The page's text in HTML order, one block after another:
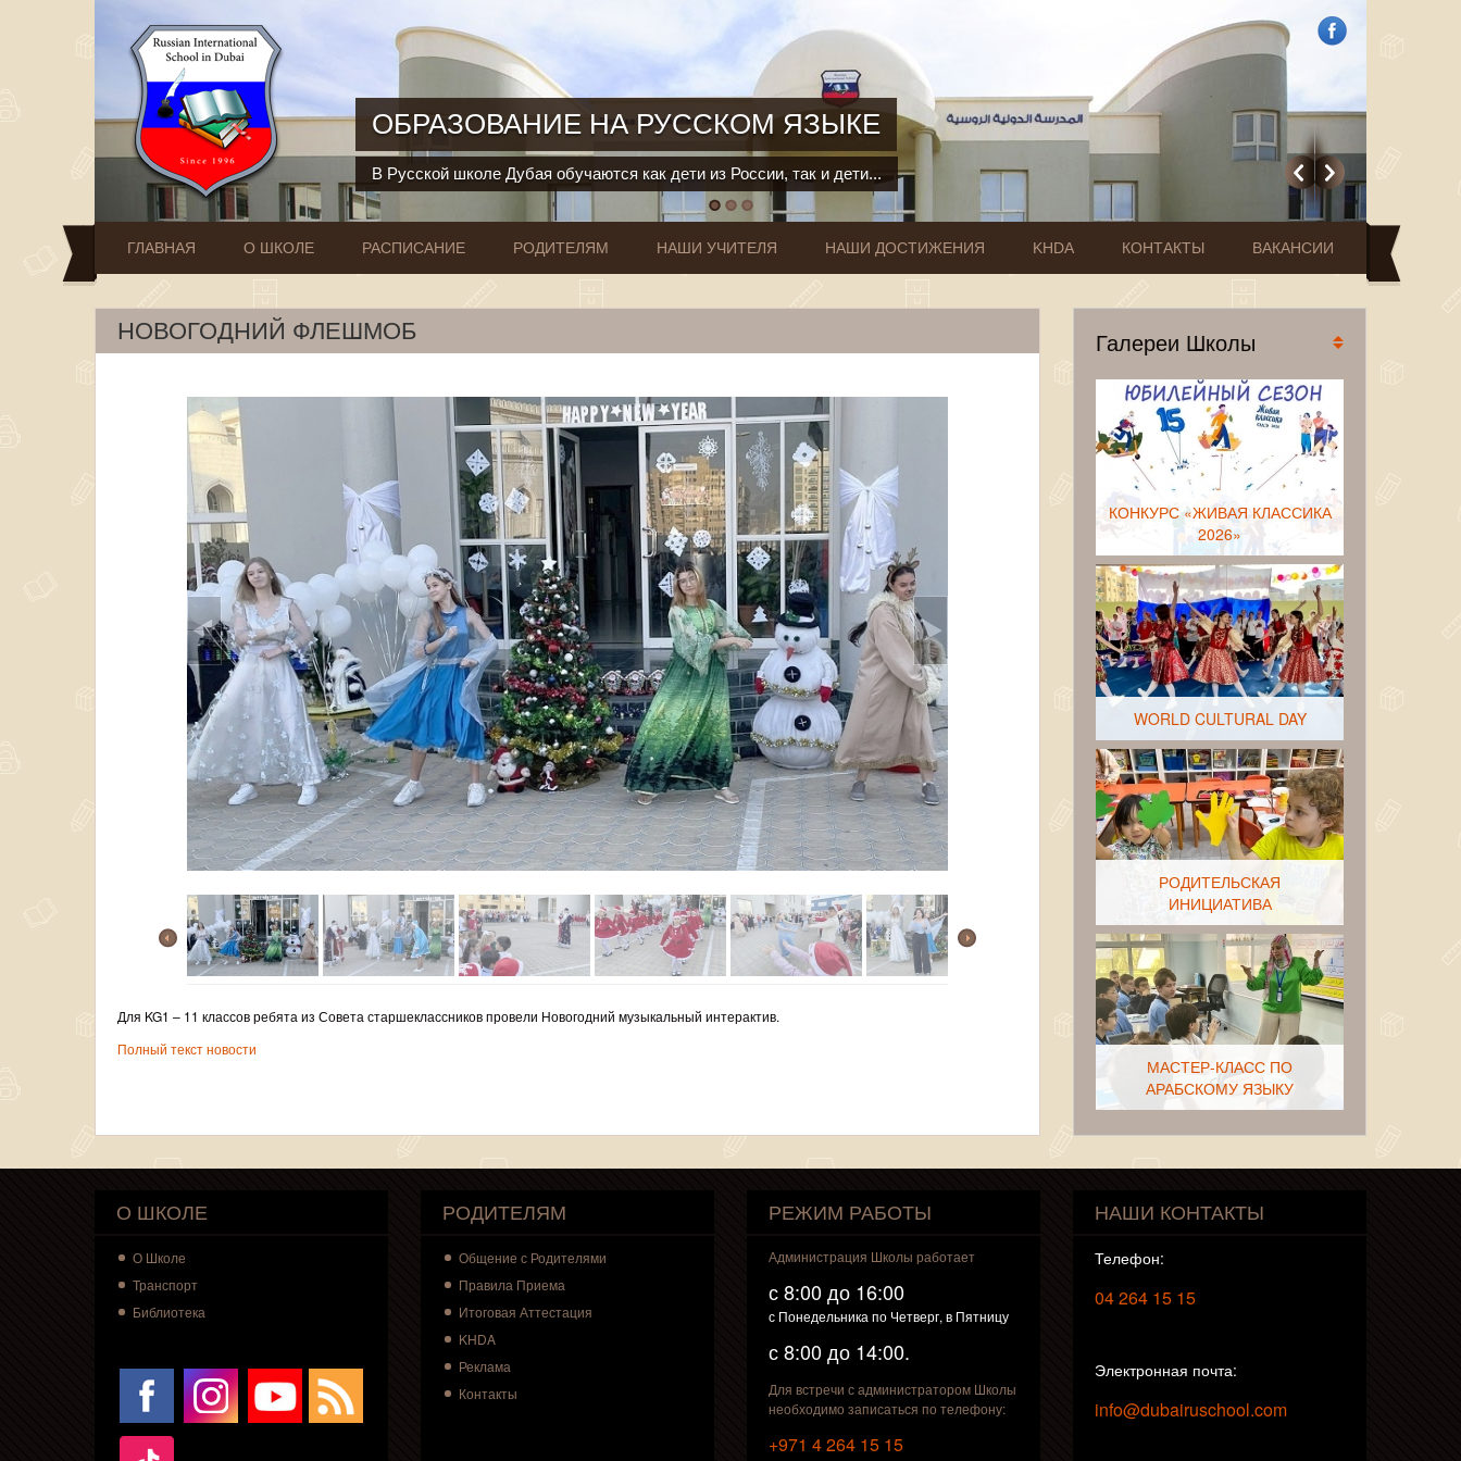
ОБРАЗОВАНИЕ НА РУССКОМ ЯЗЫКЕ
В Русской школе Дубая обучаются как дети из России, так и дети...
ГЛАВНАЯ О ШКОЛЕ РАСПИСАНИЕ РОДИТЕЛЯМ НАШИ УЧИТЕЛЯ НАШИ ДОСТИЖЕНИЯ KHDA КОНТАКТЫ ВАКАНСИИ
НОВОГОДНИЙ ФЛЕШМОБ
Для KG1 – 11 классов ребята из Совета старшеклассников провели Новогодний музыкальный интерактив.
Полный текст новости
Галереи Школы
КОНКУРС «ЖИВАЯ КЛАССИКА
2026»
WORLD CULTURAL DAY
РОДИТЕЛЬСКАЯ
ИНИЦИАТИВА
МАСТЕР-КЛАСС ПО
АРАБСКОМУ ЯЗЫКУ
ПРОФОРИЕНТАЦИЯ
СТАРШЕКЛАССНИКОВ
О ШКОЛЕ
О Школе
Транспорт
Библиотека
РОДИТЕЛЯМ
Общение с Родителями
Правила Приема
Итоговая Аттестация
KHDA
Реклама
Контакты
РЕЖИМ РАБОТЫ
Администрация Школы работает
с 8:00 до 16:00
с Понедельника по Четверг, в Пятницу
с 8:00 до 14:00.
Для встречи с администратором Школы
необходимо записаться по телефону:
+971 4 264 15 15
НАШИ КОНТАКТЫ
Телефон:
04 264 15 15
Электронная почта:
info@dubairuschool.com